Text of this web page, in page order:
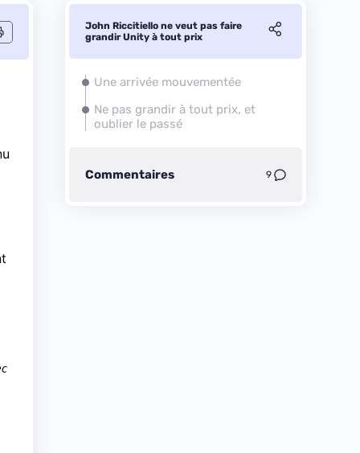
John Riccitiello ne veut pas faire
grandir Unity à tout prix
Une arrivée mouvementée
Ne pas grandir à tout prix, et
oublier le passé
Commentaires 9